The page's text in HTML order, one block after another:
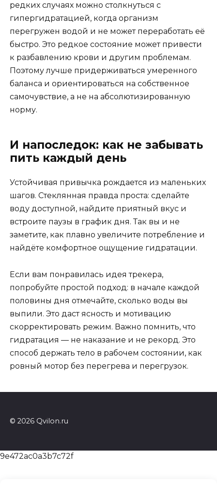
редких случаях можно столкнуться с
гипергидратацией, когда организм
перегружен водой и не может переработать её
быстро. Это редкое состояние может привести
к разбавлению крови и другим проблемам.
Поэтому лучше придерживаться умеренного
баланса и ориентироваться на собственное
самочувствие, а не на абсолютизированную
норму.
И напоследок: как не забывать
пить каждый день
Устойчивая привычка рождается из маленьких
шагов. Стеклянная правда проста: сделайте
воду доступной, найдите приятный вкус и
встроите паузы в график дня. Так вы и не
заметите, как плавно увеличите потребление и
найдёте комфортное ощущение гидратации.
Если вам понравилась идея трекера,
попробуйте простой подход: в начале каждой
половины дня отмечайте, сколько воды вы
выпили. Это даст ясность и мотивацию
скорректировать режим. Важно помнить, что
гидратация — не наказание и не рекорд. Это
способ держать тело в рабочем состоянии, как
ровный мотор без перегрева и перегрузок.
© 2026 Qvilon.ru
9e472ac0a3b7c72f